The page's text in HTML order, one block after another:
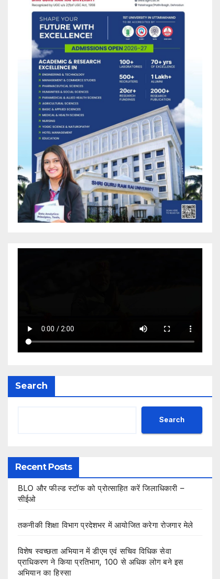
Search
Search
Recent Posts
BLO और फील्ड स्टॉफ को प्रोत्साहित करें जिलाधिकारी –
सीईओ
तकनीकी शिक्षा विभाग प्रदेशभर में आयोजित करेगा रोजगार मेले
विशेष स्वच्छता अभियान में डीएम एवं सचिव विधिक सेवा
प्राधिकरण ने किया प्रतिभाग, 100 से अधिक लोग बने इस
अभियान का हिस्सा